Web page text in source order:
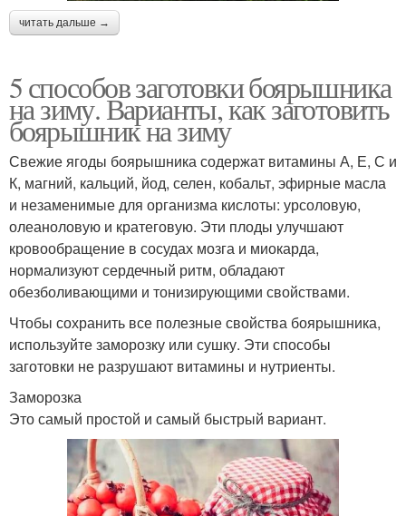
читать дальше →
5 способов заготовки боярышника
на зиму. Варианты, как заготовить
боярышник на зиму
Свежие ягоды боярышника содержат витамины А, Е, С и
К, магний, кальций, йод, селен, кобальт, эфирные масла
и незаменимые для организма кислоты: урсоловую,
олеаноловую и кратеговую. Эти плоды улучшают
кровообращение в сосудах мозга и миокарда,
нормализуют сердечный ритм, обладают
обезболивающими и тонизирующими свойствами.
Чтобы сохранить все полезные свойства боярышника,
используйте заморозку или сушку. Эти способы
заготовки не разрушают витамины и нутриенты.
Заморозка
Это самый простой и самый быстрый вариант.